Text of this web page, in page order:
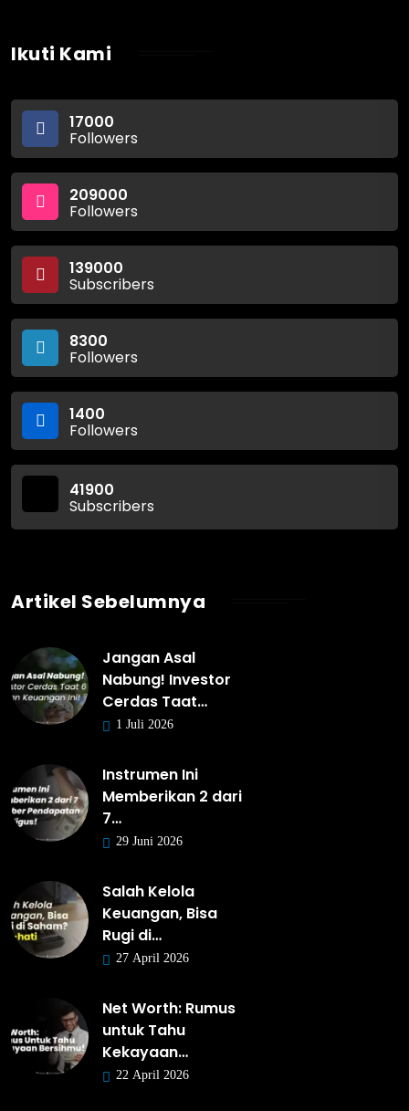
Ikuti Kami
17000
Followers
209000
Followers
139000
Subscribers
8300
Followers
1400
Followers
41900
Subscribers
Artikel Sebelumnya
Jangan Asal
Nabung! Investor
Cerdas Taat…
1 Juli 2026
Instrumen Ini
Memberikan 2 dari
7…
29 Juni 2026
Salah Kelola
Keuangan, Bisa
Rugi di…
27 April 2026
Net Worth: Rumus
untuk Tahu
Kekayaan…
22 April 2026